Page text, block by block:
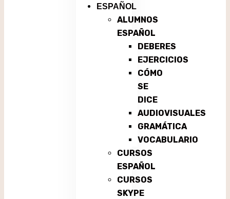
ESPAÑOL
ALUMNOS
ESPAÑOL
DEBERES
EJERCICIOS
CÓMO
SE
DICE
AUDIOVISUALES
GRAMÁTICA
VOCABULARIO
CURSOS
ESPAÑOL
CURSOS
SKYPE